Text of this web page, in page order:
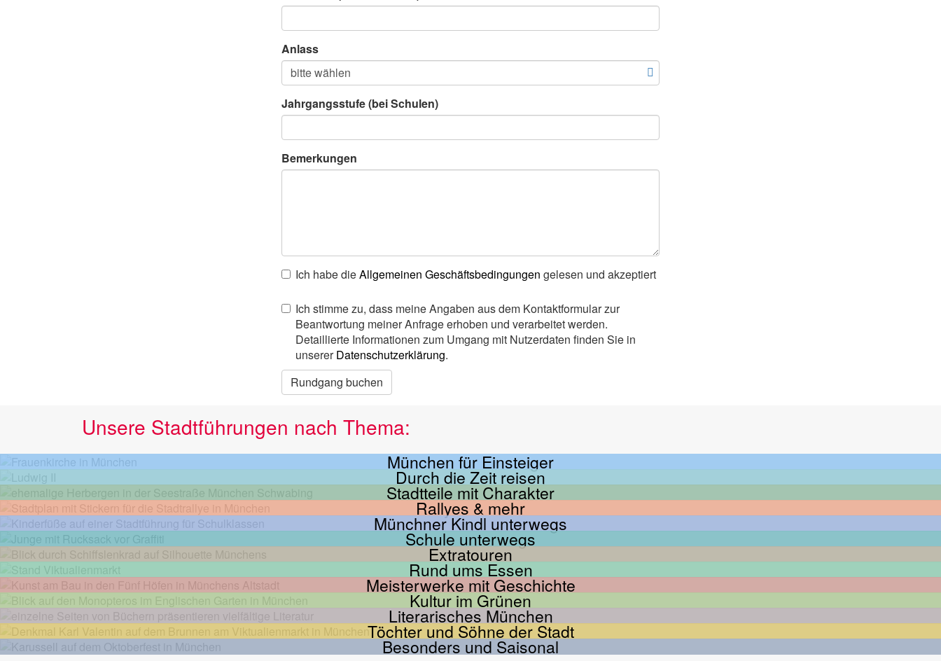
Anlass
Jahrgangsstufe (bei Schulen)
Bemerkungen
Ich habe dieAllgemeinen Geschäftsbedingungen gelesen und akzeptiert
Ich stimme zu, dass meine Angaben aus dem Kontaktformular zur
Beantwortung meiner Anfrage erhoben und verarbeitet werden.
Detaillierte Informationen zum Umgang mit Nutzerdaten finden Sie in
unsererDatenschutzerklärung.
Rundgang buchen
Unsere Stadtführungen nach Thema:
München für Einsteiger
Durch die Zeit reisen
Stadtteile mit Charakter
Rallyes & mehr
Münchner Kindl unterwegs
Schule unterwegs
Extratouren
Rund ums Essen
Meisterwerke mit Geschichte
Kultur im Grünen
Literarisches München
Töchter und Söhne der Stadt
Besonders und Saisonal